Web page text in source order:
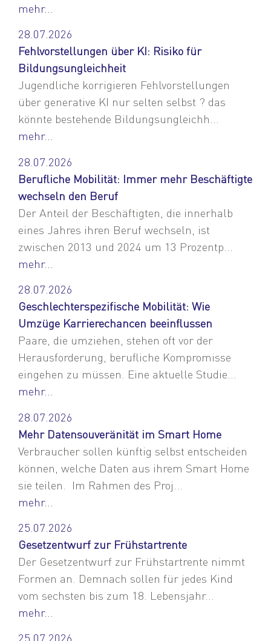
mehr...
28.07.2026
Fehlvorstellungen über KI: Risiko für
Bildungsungleichheit
Jugendliche korrigieren Fehlvorstellungen
über generative KI nur selten selbst ? das
könnte bestehende Bildungsungleichh...
mehr...
28.07.2026
Berufliche Mobilität: Immer mehr Beschäftigte
wechseln den Beruf
Der Anteil der Beschäftigten, die innerhalb
eines Jahres ihren Beruf wechseln, ist
zwischen 2013 und 2024 um 13 Prozentp...
mehr...
28.07.2026
Geschlechterspezifische Mobilität: Wie
Umzüge Karrierechancen beeinflussen
Paare, die umziehen, stehen oft vor der
Herausforderung, berufliche Kompromisse
eingehen zu müssen. Eine aktuelle Studie...
mehr...
28.07.2026
Mehr Datensouveränität im Smart Home
Verbraucher sollen künftig selbst entscheiden
können, welche Daten aus ihrem Smart Home
sie teilen. Im Rahmen des Proj...
mehr...
25.07.2026
Gesetzentwurf zur Frühstartrente
Der Gesetzentwurf zur Frühstartrente nimmt
Formen an. Demnach sollen für jedes Kind
vom sechsten bis zum 18. Lebensjahr...
mehr...
25.07.2026